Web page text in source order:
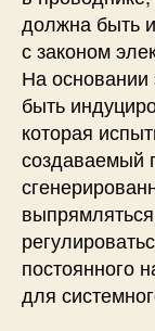
должна быть
с законом
На
быть
которая
создаваемый
постоянного
для